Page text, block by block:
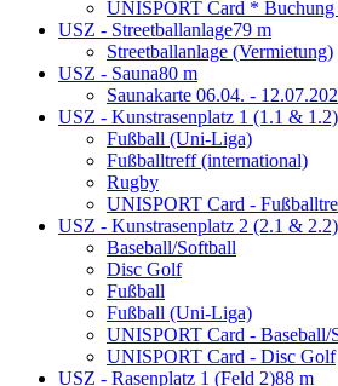
UNISPORT Card *
USZ - Streetballanlage79 m
Streetballanlage (Vermietung)
USZ - Sauna80 m
Saunakarte 06.04. -
USZ - Kunstrasenplatz 1 (1.1 & 1.2)
Fußball (Uni-Liga)
Fußballtreff (international)
Rugby
UNISPORT Card -
USZ - Kunstrasenplatz 2 (2.1 & 2.2)
Baseball/Softball
Disc Golf
Fußball
Fußball (Uni-Liga)
UNISPORT Card - Baseball/
UNISPORT Card - Disc Golf
USZ - Rasenplatz 1 (Feld 2)88 m